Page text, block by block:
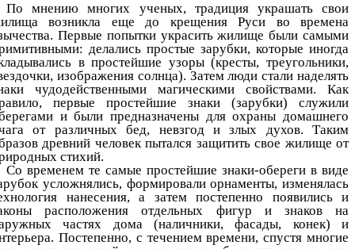
По мнению многих ученых, традиция украшать свои
возникла еще до крещения Руси во времена
Первые попытки украсить жилище были самыми
делались простые зарубки, которые иногда
в простейшие узоры (кресты, треугольники,
изображения солнца). Затем люди стали наделять
чудодейственными магическими свойствами. Как
первые простейшие знаки (зарубки) служили
и были предназначены для охраны домашнего
от различных бед, невзгод и злых духов. Таким
древний человек пытался защитить свое жилище от
стихий.
Со временем те самые простейшие знаки-обереги в виде
усложнялись, формировали орнаменты, изменялась
нанесения, а затем постепенно появились и
расположения отдельных фигур и знаков на
частях дома (наличники, фасады, конек) и
Постепенно, с течением времени, спустя многие